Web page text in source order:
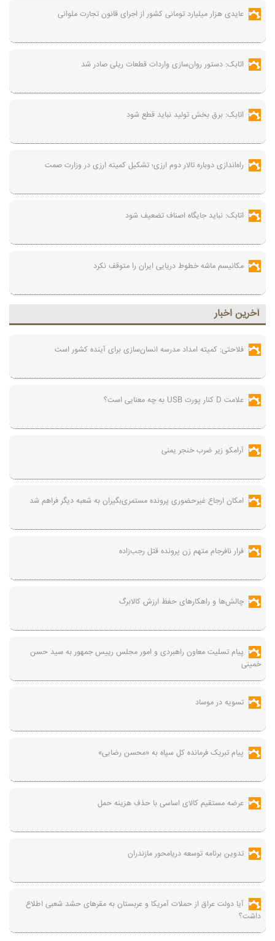
عایدی هزار میلیارد تومانی کشور از اجرای قانون تجارت ملوانی
اتابک: دستور روان‌سازی واردات قطعات ریلی صادر شد
اتابک: برق بخش تولید نباید قطع شود
راه‌اندازی دوباره تالار دوم ارزی؛ تشکیل کمیته ارزی در وزارت صمت
اتابک: نباید جایگاه اصناف تضعیف شود
مکانیسم ماشه خطوط دریایی ایران را متوقف نکرد
آخرين اخبار
فلاحتی: کمیته امداد مدرسه انسان‌سازی برای آینده کشور است
علامت D کنار پورت USB به چه معنایی است؟
آرامکو زیر ضرب خنجر یمنی
امکان ارجاع غیرحضوری پرونده مستمری‌بگیران به شعبه دیگر فراهم شد
فرار نافرجام متهم زن پرونده قتل رجب‌زاده
چالش‌ها و راهکارهای حفظ ارزش کالابرگ
پیام تسلیت معاون راهبردی و امور مجلس رییس جمهور به سید حسن
خمینی
تسویه در موساد
پیام تبریک فرمانده کل سپاه به «محسن رضایی»
عرضه مستقیم کالای اساسی با حذف هزینه حمل
تدوین برنامه توسعه دریامحور مازندران
آیا دولت عراق از حملات آمریکا و عربستان به مقرهای حشد شعبی اطلاع
داشت؟